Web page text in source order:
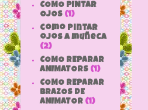
COMO PINTAR
OJOS (1)
como pintar
ojos a muñeca
(2)
COMO REPARAR
ANIMATORS (1)
COMO REPARAR
BRAZOS DE
ANIMATOR (1)